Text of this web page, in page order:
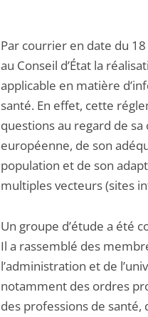
Par courrier en date du
au Conseil d’État la
applicable en matière
santé. En effet, cette
questions au regard de
européenne, de son
population et de son
multiples vecteurs (sites
Un groupe d’étude a été
Il a rassemblé des
l’administration et de
notamment des ordres
des professions de